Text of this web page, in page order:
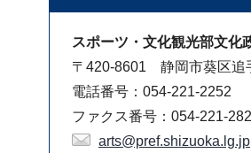
スポーツ・文化観光部文化
〒420-8601 静岡市葵区追
電話番号：054-221-2252
ファクス番号：054-221-
arts@pref.shizuoka.lg.jp